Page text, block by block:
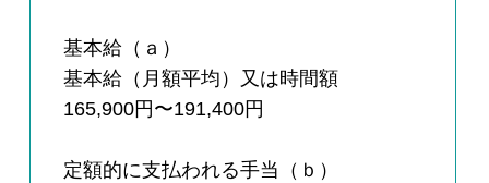
基本給（ａ）
基本給（月額平均）又は時間額
165,900円〜191,400円
定額的に支払われる手当（ｂ）